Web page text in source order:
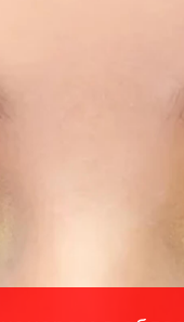
или темная кожа
до оранжевых
основы теории
цвет —
и он послужит
отличной
базой для
построения
Например,
мы будем